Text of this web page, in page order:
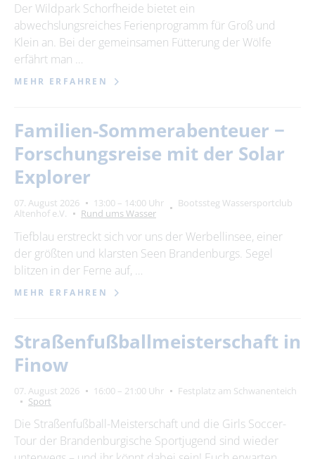
Der Wildpark Schorfheide bietet ein
abwechslungsreiches Ferienprogramm für Groß und
Klein an. Bei der gemeinsamen Fütterung der Wölfe
erfährt man …
MEHR ERFAHREN
Familien-Sommerabenteuer −
Forschungsreise mit der Solar
Explorer
07. August 2026 13:00 – 14:00 Uhr
Bootssteg Wassersportclub
Altenhof e.V.
Rund ums Wasser
Tiefblau erstreckt sich vor uns der Werbellinsee, einer
der größten und klarsten Seen Brandenburgs. Segel
blitzen in der Ferne auf, …
MEHR ERFAHREN
Straßenfußballmeisterschaft in
Finow
07. August 2026 16:00 – 21:00 Uhr
Festplatz am Schwanenteich
Sport
Die Straßenfußball-Meisterschaft und die Girls Soccer-
Tour der Brandenburgische Sportjugend sind wieder